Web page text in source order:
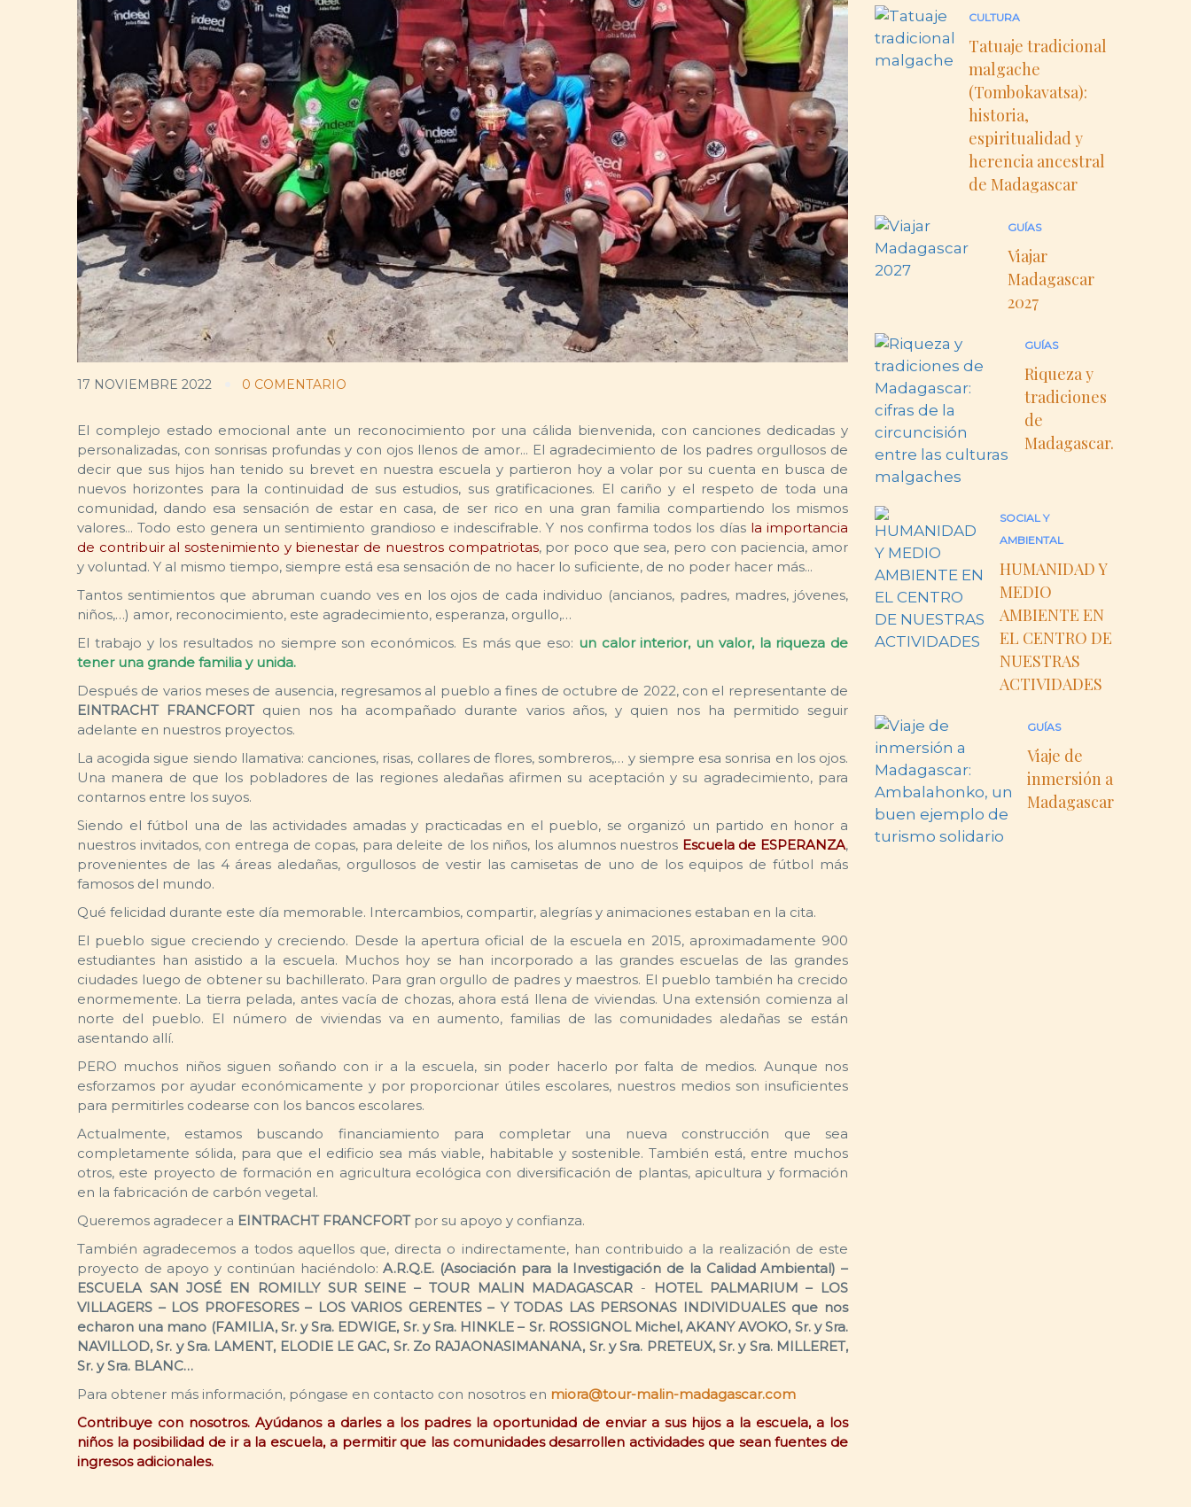
17 NOVIEMBRE 2022 0 COMENTARIO
El complejo estado emocional ante un reconocimiento por una cálida bienvenida, con canciones dedicadas y
personalizadas, con sonrisas profundas y con ojos llenos de amor... El agradecimiento de los padres orgullosos de
decir que sus hijos han tenido su brevet en nuestra escuela y partieron hoy a volar por su cuenta en busca de
nuevos horizontes para la continuidad de sus estudios, sus gratificaciones. El cariño y el respeto de toda una
comunidad, dando esa sensación de estar en casa, de ser rico en una gran familia compartiendo los mismos
valores... Todo esto genera un sentimiento grandioso e indescifrable. Y nos confirma todos los días la importancia
de contribuir al sostenimiento y bienestar de nuestros compatriotas, por poco que sea, pero con paciencia, amor
y voluntad. Y al mismo tiempo, siempre está esa sensación de no hacer lo suficiente, de no poder hacer más...
Tantos sentimientos que abruman cuando ves en los ojos de cada individuo (ancianos, padres, madres, jóvenes,
niños,…) amor, reconocimiento, este agradecimiento, esperanza, orgullo,…
El trabajo y los resultados no siempre son económicos. Es más que eso: un calor interior, un valor, la riqueza de
tener una grande familia y unida.
Después de varios meses de ausencia, regresamos al pueblo a fines de octubre de 2022, con el representante de
EINTRACHT FRANCFORTquien nos ha acompañado durante varios años, y quien nos ha permitido seguir
adelante en nuestros proyectos.
La acogida sigue siendo llamativa: canciones, risas, collares de flores, sombreros,… y siempre esa sonrisa en los ojos.
Una manera de que los pobladores de las regiones aledañas afirmen su aceptación y su agradecimiento, para
contarnos entre los suyos.
Siendo el fútbol una de las actividades amadas y practicadas en el pueblo, se organizó un partido en honor a
nuestros invitados, con entrega de copas, para deleite de los niños, los alumnos nuestros Escuela de ESPERANZA,
provenientes de las 4 áreas aledañas, orgullosos de vestir las camisetas de uno de los equipos de fútbol más
famosos del mundo.
Qué felicidad durante este día memorable. Intercambios, compartir, alegrías y animaciones estaban en la cita.
El pueblo sigue creciendo y creciendo. Desde la apertura oficial de la escuela en 2015, aproximadamente 900
estudiantes han asistido a la escuela. Muchos hoy se han incorporado a las grandes escuelas de las grandes
ciudades luego de obtener su bachillerato. Para gran orgullo de padres y maestros. El pueblo también ha crecido
enormemente. La tierra pelada, antes vacía de chozas, ahora está llena de viviendas. Una extensión comienza al
norte del pueblo. El número de viviendas va en aumento, familias de las comunidades aledañas se están
asentando allí.
PERO muchos niños siguen soñando con ir a la escuela, sin poder hacerlo por falta de medios. Aunque nos
esforzamos por ayudar económicamente y por proporcionar útiles escolares, nuestros medios son insuficientes
para permitirles codearse con los bancos escolares.
Actualmente, estamos buscando financiamiento para completar una nueva construcción que sea
completamente sólida, para que el edificio sea más viable, habitable y sostenible. También está, entre muchos
otros, este proyecto de formación en agricultura ecológica con diversificación de plantas, apicultura y formación
en la fabricación de carbón vegetal.
Queremos agradecer a EINTRACHT FRANCFORT por su apoyo y confianza.
También agradecemos a todos aquellos que, directa o indirectamente, han contribuido a la realización de este
proyecto de apoyo y continúan haciéndolo:A.R.Q.E. (Asociación para la Investigación de la Calidad Ambiental) –
ESCUELA SAN JOSÉ EN ROMILLY SUR SEINE – TOUR MALIN MADAGASCAR -
HOTEL PALMARIUM – LOS
VILLAGERS – LOS PROFESORES – LOS VARIOS GERENTES – Y TODAS LAS PERSONAS INDIVIDUALES que nos
echaron una mano (FAMILIA, Sr. y Sra. EDWIGE, Sr. y Sra. HINKLE – Sr. ROSSIGNOL Michel, AKANY AVOKO, Sr. y Sra.
NAVILLOD, Sr. y Sra. LAMENT, ELODIE LE GAC, Sr. Zo RAJAONASIMANANA, Sr. y Sra. PRETEUX, Sr. y Sra. MILLERET,
Sr. y Sra. BLANC…
Para obtener más información, póngase en contacto con nosotros en miora@tour-malin-madagascar.com
Contribuye con nosotros. Ayúdanos a darles a los padres la oportunidad de enviar a sus hijos a la escuela, a los
niños la posibilidad de ir a la escuela, a permitir que las comunidades desarrollen actividades que sean fuentes de
ingresos adicionales.
CULTURA
Tatuaje tradicional
malgache
(Tombokavatsa):
historia,
espiritualidad y
herencia ancestral
de Madagascar
GUÍAS
Viajar
Madagascar
2027
GUÍAS
Riqueza y
tradiciones
de
Madagascar.
SOCIAL Y
AMBIENTAL
HUMANIDAD Y
MEDIO
AMBIENTE EN
EL CENTRO DE
NUESTRAS
ACTIVIDADES
GUÍAS
Viaje de
inmersión a
Madagascar